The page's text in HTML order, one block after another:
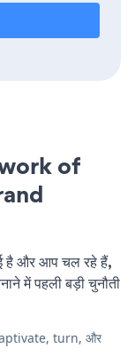
of
है और आप चल रहे हैं,
में पहली बड़ी चुनौती
turn, और